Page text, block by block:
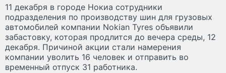
11 декабря в городе Нокиа сотрудники
подразделения по производству шин для грузовых
автомобилей компании Nokian Tyres объявили
забастовку, которая продлится до вечера среды, 12
декабря. Причиной акции стали намерения
компании уволить 16 человек и отправить во
временный отпуск 31 работника.